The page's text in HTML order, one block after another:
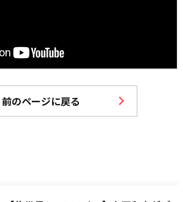
前のページに戻る